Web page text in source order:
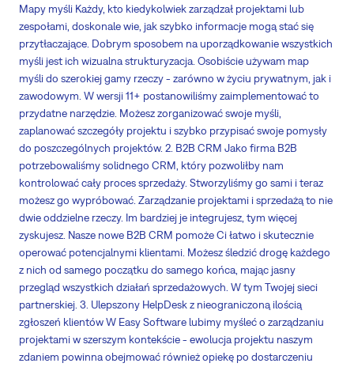
Mapy myśli Każdy, kto kiedykolwiek zarządzał projektami lub
zespołami, doskonale wie, jak szybko informacje mogą stać się
przytłaczające. Dobrym sposobem na uporządkowanie wszystkich
myśli jest ich wizualna strukturyzacja. Osobiście używam map
myśli do szerokiej gamy rzeczy - zarówno w życiu prywatnym, jak i
zawodowym. W wersji 11+ postanowiliśmy zaimplementować to
przydatne narzędzie. Możesz zorganizować swoje myśli,
zaplanować szczegóły projektu i szybko przypisać swoje pomysły
do poszczególnych projektów. 2. B2B CRM Jako firma B2B
potrzebowaliśmy solidnego CRM, który pozwoliłby nam
kontrolować cały proces sprzedaży. Stworzyliśmy go sami i teraz
możesz go wypróbować. Zarządzanie projektami i sprzedażą to nie
dwie oddzielne rzeczy. Im bardziej je integrujesz, tym więcej
zyskujesz. Nasze nowe B2B CRM pomoże Ci łatwo i skutecznie
operować potencjalnymi klientami. Możesz śledzić drogę każdego
z nich od samego początku do samego końca, mając jasny
przegląd wszystkich działań sprzedażowych. W tym Twojej sieci
partnerskiej. 3. Ulepszony HelpDesk z nieograniczoną ilością
zgłoszeń klientów W Easy Software lubimy myśleć o zarządzaniu
projektami w szerszym kontekście - ewolucja projektu naszym
zdaniem powinna obejmować również opiekę po dostarczeniu